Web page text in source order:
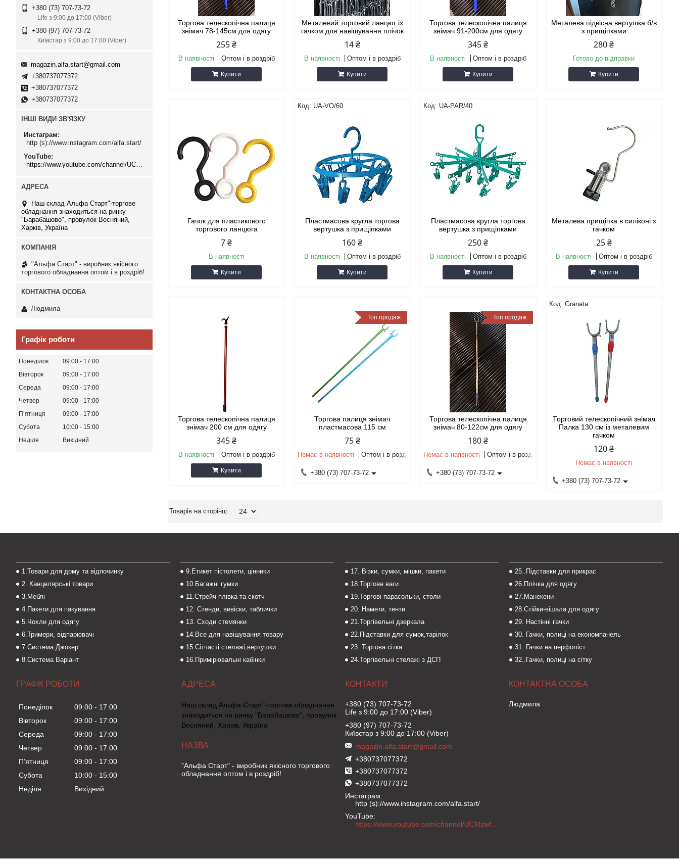
Торгова телескопічна палиця
знімач 78-145см для одягу
255 ₴
В наявності Оптом і в роздріб
Купити
Металевий торговий ланцюг із
гачком для навішування плічок
14 ₴
В наявності Оптом і в роздріб
Купити
Торгова телескопічна палиця
знімач 91-200см для одягу
345 ₴
В наявності Оптом і в роздріб
Купити
Металева підвісна вертушка б/в
з прищіпками
280 ₴
Готово до відправки
Купити
Гачок для пластикового
торгового ланцюга
7 ₴
В наявності
Купити
UA-VO/60
Пластмасова кругла торгова
вертушка з прищіпками
160 ₴
В наявності Оптом і в роздріб
Купити
UA-PAR/40
Пластмасова кругла торгова
вертушка з прищіпками
250 ₴
В наявності Оптом і в роздріб
Купити
Металева прищіпка в силіконі з
гачком
25 ₴
В наявності Оптом і в роздріб
Купити
Торгова телескопічна палиця
знімач 200 см для одягу
345 ₴
В наявності Оптом і в роздріб
Купити
Топ продаж
Торгова палиця знімач
пластмасова 115 см
75 ₴
Немає в наявності Оптом і в роздріб
+380 (73) 707-73-72
Топ продаж
Торгова телескопічна палиця
знімач 80-122см для одягу
180 ₴
Немає в наявності Оптом і в роздріб
+380 (73) 707-73-72
Granata
Торговий телескопічний знімач
Палка 130 см із металевим
гачком
120 ₴
Немає в наявності
+380 (73) 707-73-72
+380 (73) 707-73-72
Life з 9:00 до 17:00 (Viber)
+380 (97) 707-73-72
Київстар з 9:00 до 17:00 (Viber)
magazin.alfa.start@gmail.com
+380737077372
+380737077372
+380737077372
ІНШІ ВИДИ ЗВ'ЯЗКУ
Инстаграм
http (s)://www.instagram.com/alfa.start/
YouTube
Наш склад Альфа Старт"-торгове
обладнання знаходиться на ринку
"Барабашово", провулок Весняний,
Харків, Україна
"Альфа Старт" - виробник якісного
торгового обладнання оптом і в роздріб!
Людмила
Графік роботи
Понеділок 09:00
17:00
Вівторок
09:00
17:00
Середа
09:00
17:00
Четвер
09:00
17:00
Пʼятниця
09:00
17:00
Субота
10:00
15:00
Неділя
Вихідний
1.Товари для дому та відпочинку
2. Канцелярські товари
3.Меблі
4.Пакети для пакування
5.Чохли для одягу
6.Тримери, відпарювачі
7.Система Джокер
8.Система Варіант
9.Етикет пістолети, цінники
10.Багажні гумки
11.Стрейч-плівка та скотч
12. Стенди, вивіски, таблички
13. Сходи стемянки
14.Все для навішування товару
15.Сітчасті стелажі,вертушки
16.Примірювальні кабінки
17. Візки, сумки, мішки, пакети
18.Торгове ваги
19.Торгові парасольки, столи
20. Намети, тенти
21.Торгівельні дзеркала
22.Підставки для сумок,тарілок
23. Торгова сітка
24.Торгівельні стелажі з ДСП
25..Підставки для прикрас
26.Плічка для одягу
27.Манекени
28.Стійки-вішала для одягу
29. Настінні гачки
30. Гачки, полиці на економпанель
31. Гачки на перфоліст
32..Гачки, полиці на сітку
ГРАФІК РОБОТИ
Понеділок 09:00
17:00
Вівторок
09:00
17:00
Середа
09:00
17:00
Четвер
09:00
17:00
Пʼятниця
09:00
17:00
Субота
10:00
15:00
Неділя
Вихідний
Наш склад Альфа Старт"-торгове обладнання
знаходиться на ринку "Барабашово", провулок
Весняний, Харків, Україна
"Альфа Старт" - виробник якісного торгового
обладнання оптом і в роздріб!
+380 (73) 707-73-72
Life з 9:00 до 17:00 (Viber)
+380 (97) 707-73-72
Київстар з 9:00 до 17:00 (Viber)
magazin.alfa.start@gmail.com
+380737077372
+380737077372
+380737077372
Инстаграм
http (s)://www.instagram.com/alfa.start/
YouTube
Людмила